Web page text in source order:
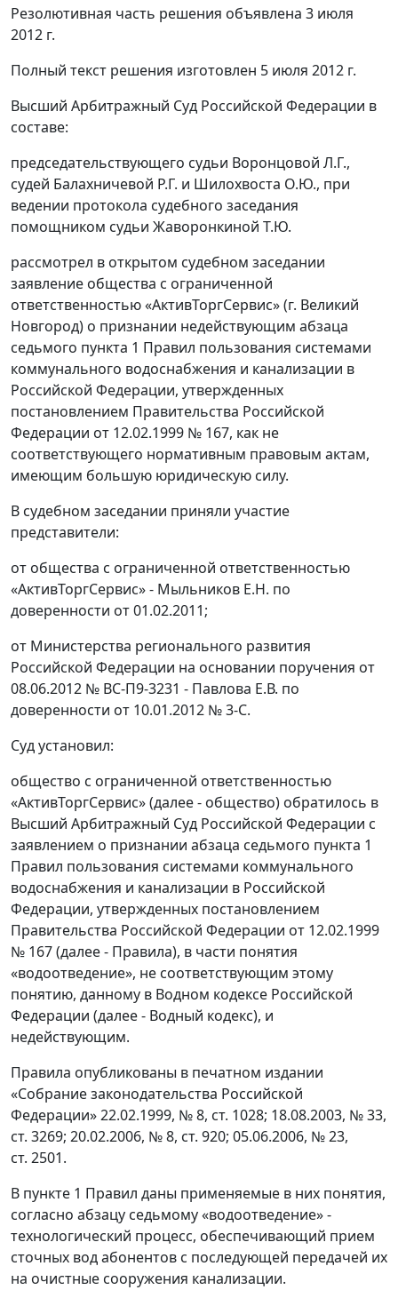
Резолютивная часть решения объявлена 3 июля
2012 г.
Полный текст решения изготовлен 5 июля 2012 г.
Высший Арбитражный Суд Российской Федерации в
составе:
председательствующего судьи Воронцовой Л.Г.,
судей Балахничевой Р.Г. и Шилохвоста О.Ю., при
ведении протокола судебного заседания
помощником судьи Жаворонкиной Т.Ю.
рассмотрел в открытом судебном заседании
заявление общества с ограниченной
ответственностью «АктивТоргСервис» (г. Великий
Новгород) о признании недействующим абзаца
седьмого пункта 1 Правил пользования системами
коммунального водоснабжения и канализации в
Российской Федерации, утвержденных
постановлением Правительства Российской
Федерации от 12.02.1999 № 167, как не
соответствующего нормативным правовым актам,
имеющим большую юридическую силу.
В судебном заседании приняли участие
представители:
от общества с ограниченной ответственностью
«АктивТоргСервис» - Мыльников Е.Н. по
доверенности от 01.02.2011;
от Министерства регионального развития
Российской Федерации на основании поручения от
08.06.2012 № ВС-П9-3231 - Павлова Е.В. по
доверенности от 10.01.2012 № 3-С.
Суд установил:
общество с ограниченной ответственностью
«АктивТоргСервис» (далее - общество) обратилось в
Высший Арбитражный Суд Российской Федерации с
заявлением о признании абзаца седьмого пункта 1
Правил пользования системами коммунального
водоснабжения и канализации в Российской
Федерации, утвержденных постановлением
Правительства Российской Федерации от 12.02.1999
№ 167 (далее - Правила), в части понятия
«водоотведение», не соответствующим этому
понятию, данному в Водном кодексе Российской
Федерации (далее - Водный кодекс), и
недействующим.
Правила опубликованы в печатном издании
«Собрание законодательства Российской
Федерации» 22.02.1999, № 8, ст. 1028; 18.08.2003, № 33,
ст. 3269; 20.02.2006, № 8, ст. 920; 05.06.2006, № 23,
ст. 2501.
В пункте 1 Правил даны применяемые в них понятия,
согласно абзацу седьмому «водоотведение» -
технологический процесс, обеспечивающий прием
сточных вод абонентов с последующей передачей их
на очистные сооружения канализации.